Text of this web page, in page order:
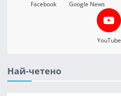
Facebook Google News
YouTube
Най-четено